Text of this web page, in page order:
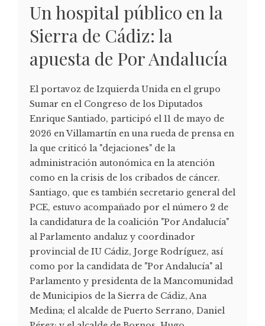
Un hospital público en la
Sierra de Cádiz: la
apuesta de Por Andalucía
El portavoz de Izquierda Unida en el grupo
Sumar en el Congreso de los Diputados
Enrique Santiado, participó el 11 de mayo de
2026 en Villamartín en una rueda de prensa en
la que criticó la "dejaciones" de la
administración autonómica en la atención
como en la crisis de los cribados de cáncer.
Santiago, que es también secretario general del
PCE, estuvo acompañado por el número 2 de
la candidatura de la coalición "Por Andalucía"
al Parlamento andaluz y coordinador
provincial de IU Cádiz, Jorge Rodríguez, así
como por la candidata de "Por Andalucía" al
Parlamento y presidenta de la Mancomunidad
de Municipios de la Sierra de Cádiz, Ana
Medina; el alcalde de Puerto Serrano, Daniel